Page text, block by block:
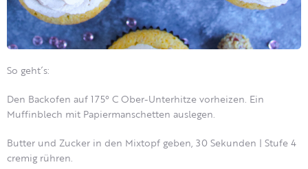
So geht´s:
Den Backofen auf 175° C Ober-Unterhitze vorheizen. Ein
Muffinblech mit Papiermanschetten auslegen.
Butter und Zucker in den Mixtopf geben, 30 Sekunden | Stufe 4
cremig rühren.